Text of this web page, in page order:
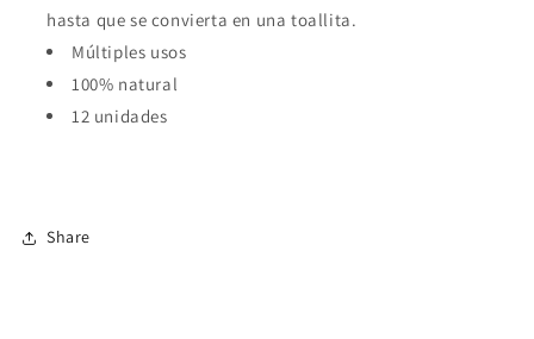
hasta que se convierta en una toallita.
Múltiples usos
100% natural
12 unidades
Share